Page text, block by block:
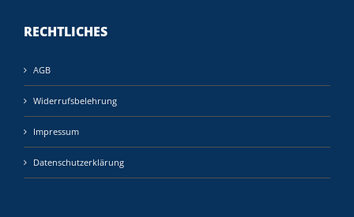
RECHTLICHES
AGB
Widerrufsbelehrung
Impressum
Datenschutzerklärung